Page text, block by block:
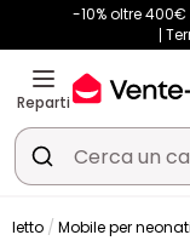
-10% oltre
Reparti
letto Mobile per neonati